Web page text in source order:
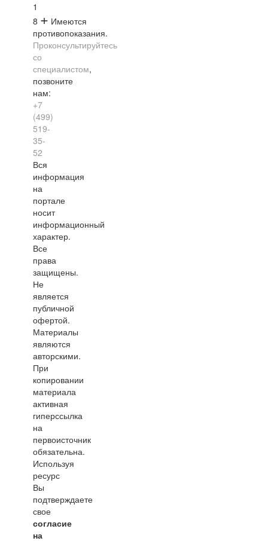
1
8 + Имеются
противопоказания.
Проконсультируйтесь
со
специалистом,
позвоните
нам:
+7
(499)
519-
35-
52
Вся
информация
на
портале
носит
информационный
характер.
Все
права
защищены.
Не
является
публичной
офертой.
Материалы
являются
авторскими.
При
копировании
материала
активная
гиперссылка
на
первоисточник
обязательна.
Используя
ресурс
Вы
подтверждаете
свое
согласие
на